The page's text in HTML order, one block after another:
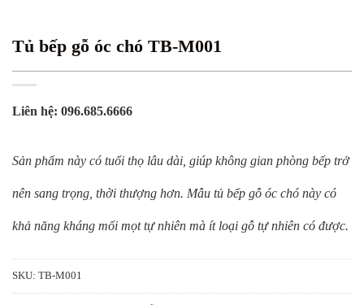
Tủ bếp gỗ óc chó TB-M001
Liên hệ: 096.685.6666
Sản phẩm này có tuổi thọ lâu dài, giúp không gian phòng bếp trở
nên sang trọng, thời thượng hơn. Mẫu tủ bếp gỗ óc chó này có
khả năng kháng mối mọt tự nhiên mà ít loại gỗ tự nhiên có được.
SKU: TB-M001